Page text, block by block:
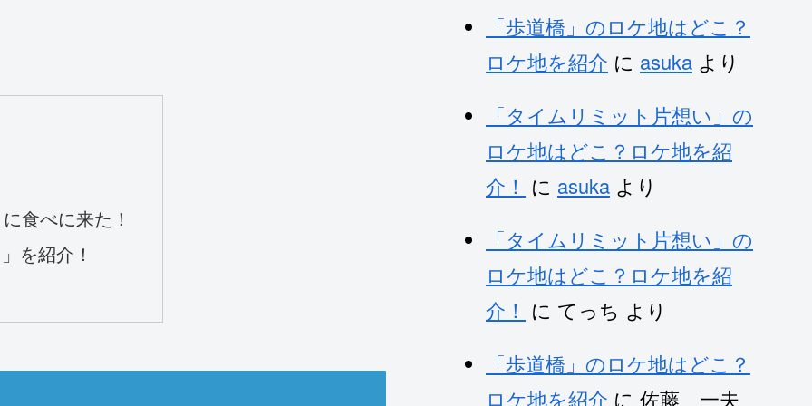
食べに来た！
を紹介！
「歩道橋」のロケ地はどこ？
ロケ地を紹介 に asuka より
「タイムリミット片想い」の
ロケ地はどこ？ロケ地を紹
介！ に asuka より
「タイムリミット片想い」の
ロケ地はどこ？ロケ地を紹
介！ に てっち より
「歩道橋」のロケ地はどこ？
ロケ地を紹介 に 佐藤 一夫